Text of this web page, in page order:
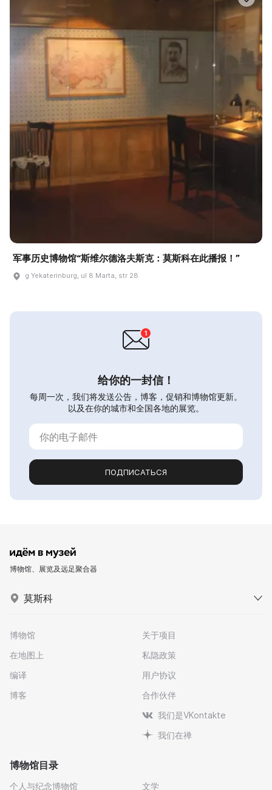
军事历史博物馆“斯维尔德洛夫斯克：莫斯科在此播报！”
g Yekaterinburg, ul 8 Marta, str 28
给你的一封信！
每周一次，我们将发送公告，博客，促销和博物馆更新。
以及在你的城市和全国各地的展览。
ПОДПИСАТЬСЯ
博物馆、展览及远足聚合器
莫斯科
博物馆
在地图上
编译
博客
关于项目
私隐政策
用户协议
合作伙伴
我们是VKontakte
我们在禅
博物馆目录
个人与纪念博物馆 文学